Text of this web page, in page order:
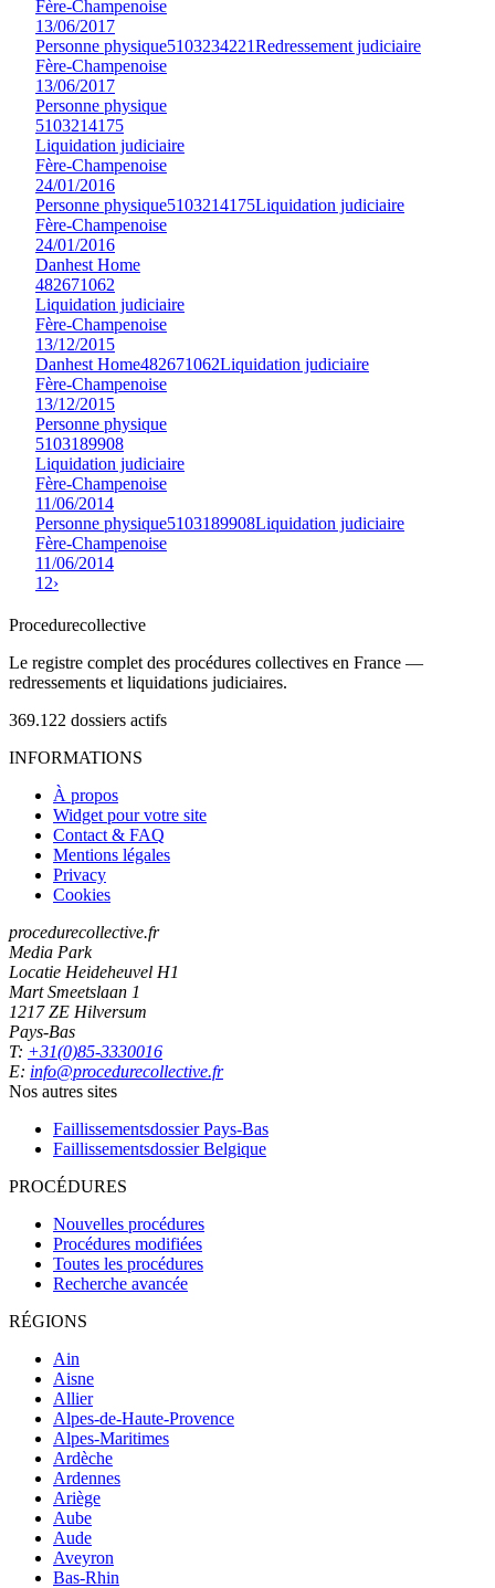
Fère-Champenoise
13/06/2017
Personne physique5103234221Redressement judiciaire
Fère-Champenoise
13/06/2017
Personne physique
5103214175
Liquidation judiciaire
Fère-Champenoise
24/01/2016
Personne physique5103214175Liquidation judiciaire
Fère-Champenoise
24/01/2016
Danhest Home
482671062
Liquidation judiciaire
Fère-Champenoise
13/12/2015
Danhest Home482671062Liquidation judiciaire
Fère-Champenoise
13/12/2015
Personne physique
5103189908
Liquidation judiciaire
Fère-Champenoise
11/06/2014
Personne physique5103189908Liquidation judiciaire
Fère-Champenoise
11/06/2014
1 2›
Procedurecollective
Le registre complet des procédures collectives en France —
redressements et liquidations judiciaires.
369.122 dossiers actifs
INFORMATIONS
À propos
Widget pour votre site
Contact & FAQ
Mentions légales
Privacy
Cookies
procedurecollective.fr
Media Park
Locatie Heideheuvel H1
Mart Smeetslaan 1
1217 ZE Hilversum
Pays-Bas
T: +31(0)85-3330016
E: info@procedurecollective.fr
Nos autres sites
Faillissementsdossier Pays-Bas
Faillissementsdossier Belgique
PROCÉDURES
Nouvelles procédures
Procédures modifiées
Toutes les procédures
Recherche avancée
RÉGIONS
Ain
Aisne
Allier
Alpes-de-Haute-Provence
Alpes-Maritimes
Ardèche
Ardennes
Ariège
Aube
Aude
Aveyron
Bas-Rhin